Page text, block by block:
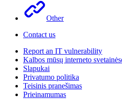
Other
Contact us
Report an IT vulnerability
Kalbos mūsų interneto
Slapukai
Privatumo politika
Teisinis pranešimas
Prieinamumas